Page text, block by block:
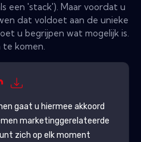
een 'stack'). Maar voordat u
dat voldoet aan de unieke
u begrijpen wat mogelijk is.
komen.
gaat u hiermee akkoord
marketinggerelateerde
zich op elk moment